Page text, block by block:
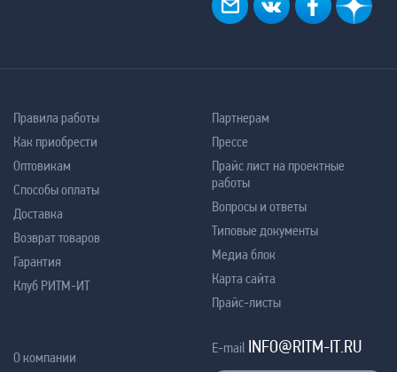
Правила работы
Как приобрести
Оптовикам
Способы оплаты
Доставка
Возврат товаров
Гарантия
Клуб РИТМ-ИТ
Партнерам
Прессе
Прайс лист на проектные
работы
Вопросы и ответы
Типовые документы
Медиа блок
Карта сайта
Прайс-листы
О компании
E-mail INFO@RITM-IT.RU